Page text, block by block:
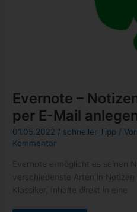
Evernote –
per E-Mail
01.05.2022 / schneller Tipp / Von
Kommentar
Evernote ermöglicht es seinen
verschiedenste Arten in
Klassiker, Inhalte direkt in eine